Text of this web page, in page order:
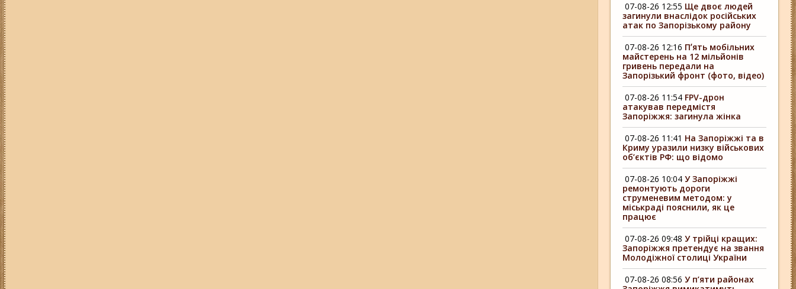
07-08-26 12:55 Ще двоє людей
загинули внаслідок російських
атак по Запорізькому району
07-08-26 12:16 Пʼять мобільних
майстерень на 12 мільйонів
гривень передали на
Запорізький фронт (фото, відео)
07-08-26 11:54 FPV-дрон
атакував передмістя
Запоріжжя: загинула жінка
07-08-26 11:41 На Запоріжжі та в
Криму уразили низку військових
об’єктів РФ: що відомо
07-08-26 10:04 У Запоріжжі
ремонтують дороги
струменевим методом: у
міськраді пояснили, як це
працює
07-08-26 09:48 У трійці кращих:
Запоріжжя претендує на звання
Молодіжної столиці України
07-08-26 08:56 У п’яти районах